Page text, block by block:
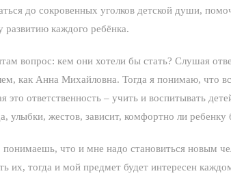
до сокровенных уголков детской души,
развитию каждого ребёнка.
вопрос: кем они хотели бы стать? Слушая
как Анна Михайловна. Тогда я понимаю, что
это ответственность – учить и воспитывать
улыбки, жестов, зависит, комфортно ли
что и мне надо становиться новым
их, тогда и мой предмет будет интересен